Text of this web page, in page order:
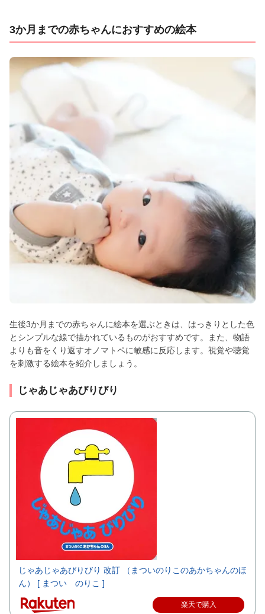
3か月までの赤ちゃんにおすすめの絵本
生後3か月までの赤ちゃんに絵本を選ぶときは、はっきりとした色
とシンプルな線で描かれているものがおすすめです。また、物語
よりも音をくり返すオノマトペに敏感に反応します。視覚や聴覚
を刺激する絵本を紹介しましょう。
じゃあじゃあびりびり
じゃあじゃあびりびり 改訂 （まついのりこのあかちゃんのほ
ん） [ まつい のりこ ]
楽天で購入